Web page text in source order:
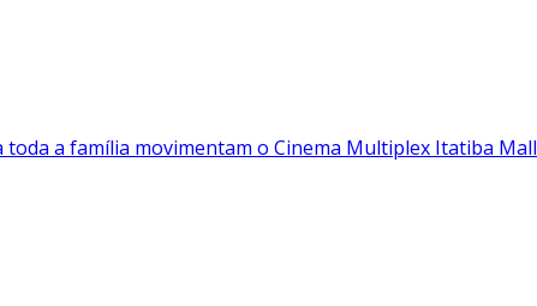
a família movimentam o Cinema Multiplex Itatiba Mall